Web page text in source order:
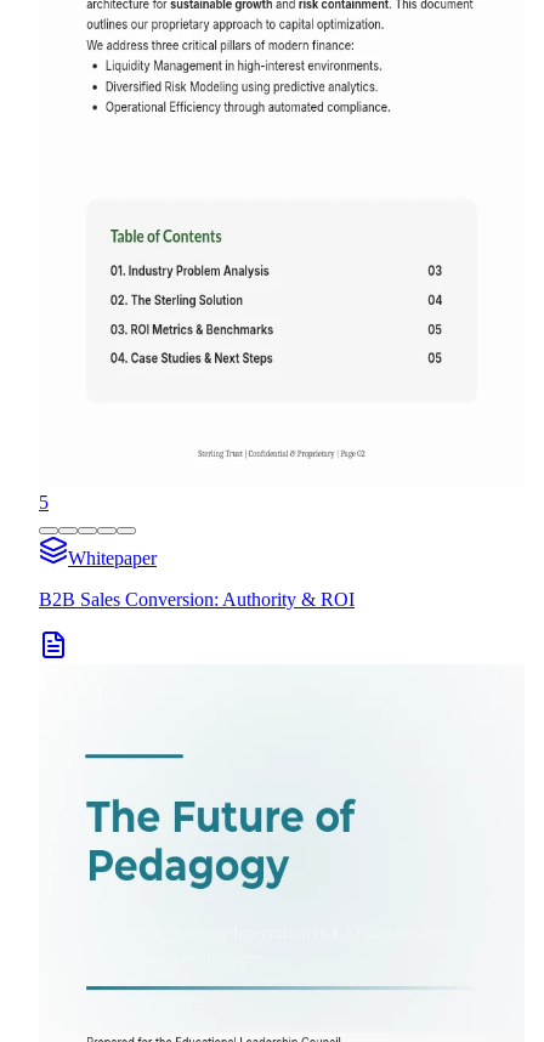
5
Whitepaper
B2B Sales Conversion: Authority & ROI